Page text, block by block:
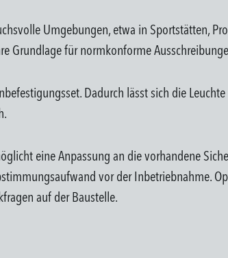
Umgebungen, etwa in Sportstätten,
Grundlage für normkonforme
Dadurch lässt sich die
eine Anpassung an die vorhandene
vor der Inbetriebnahme.
auf der Baustelle.